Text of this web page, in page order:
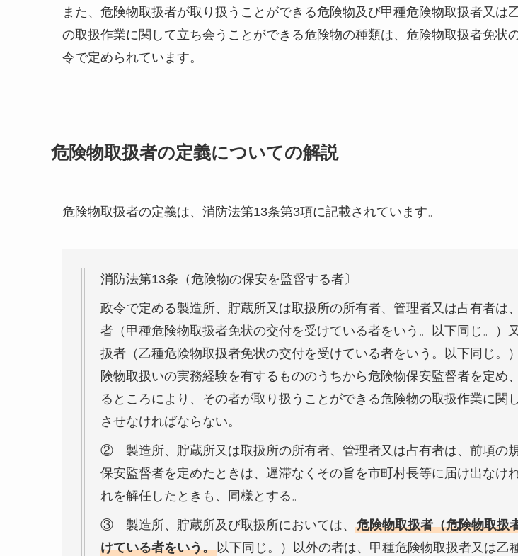
また、危険物取扱者が取り扱うことができる危険物及び甲種危険物取扱者又は
の取扱作業に関して立ち会うことができる危険物の種類は、危険物取扱者免状
令で定められています。
危険物取扱者の定義についての解説
危険物取扱者の定義は、消防法第13条第3項に記載されています。
消防法第13条（危険物の保安を監督する者〕
政令で定める製造所、貯蔵所又は取扱所の所有者、管理者又は占有者は
者（甲種危険物取扱者免状の交付を受けている者をいう。以下同じ。）
扱者（乙種危険物取扱者免状の交付を受けている者をいう。以下同じ。
険物取扱いの実務経験を有するもののうちから危険物保安監督者を定め
るところにより、その者が取り扱うことができる危険物の取扱作業に関
させなければならない。
② 製造所、貯蔵所又は取扱所の所有者、管理者又は占有者は、前項の
保安監督者を定めたときは、遅滞なくその旨を市町村長等に届け出なけ
れを解任したときも、同様とする。
③ 製造所、貯蔵所及び取扱所においては、 危険物取扱者（危険物取扱
けている者をいう。 以下同じ。）以外の者は、甲種危険物取扱者又は乙